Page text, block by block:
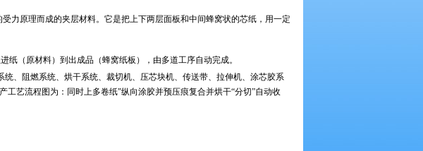
力原理而成的夹层材料。它是把上下两层面板和中间蜂窝状的芯纸，用一定
纸（原材料）到出成品（蜂窝纸板），由多道工序自动完成。
、 阻燃系统、烘干系统、裁切机、压芯块机、传送带、拉伸机、涂芯胶系
艺流程图为：同时上多卷纸"纵向涂胶并预压痕复合并烘干“分切”自动收